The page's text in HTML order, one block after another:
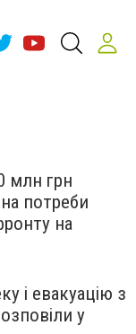
млн грн
потреби
на
і евакуацію з
у